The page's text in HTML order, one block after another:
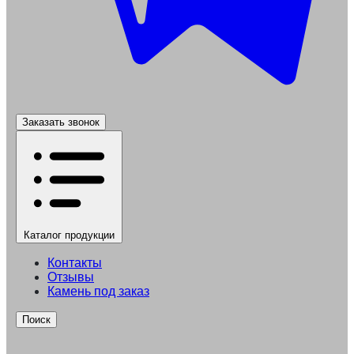
Заказать звонок
Каталог продукции
Контакты
Отзывы
Камень под заказ
Поиск